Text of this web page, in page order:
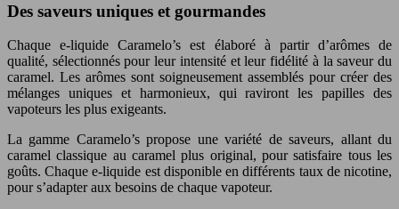
Des saveurs uniques et gourmandes
Chaque e-liquide Caramelo’s est élaboré à partir d’arômes de
qualité, sélectionnés pour leur intensité et leur fidélité à la saveur du
caramel. Les arômes sont soigneusement assemblés pour créer des
mélanges uniques et harmonieux, qui raviront les papilles des
vapoteurs les plus exigeants.
La gamme Caramelo’s propose une variété de saveurs, allant du
caramel classique au caramel plus original, pour satisfaire tous les
goûts. Chaque e-liquide est disponible en différents taux de nicotine,
pour s’adapter aux besoins de chaque vapoteur.